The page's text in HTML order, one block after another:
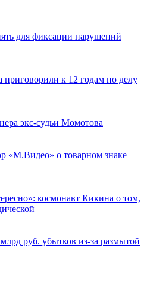
для фиксации нарушений
к 12 годам по делу
экс-судьи Момотова
«М.Видео» о товарном знаке
космонавт Кикина о том,
руб. убытков из-за размытой